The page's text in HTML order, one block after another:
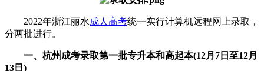
2022年浙江丽水成人高考统一实行计算机远程网上录取，
分两批进行。
一、杭州成考录取第一批专升本和高起本(12月7日至12月
13日)